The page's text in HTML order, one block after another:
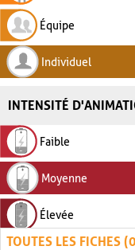
Équipe
Individuel
INTENSITÉ
Faible
Moyenne
Élevée
TOUTES LES FICHES